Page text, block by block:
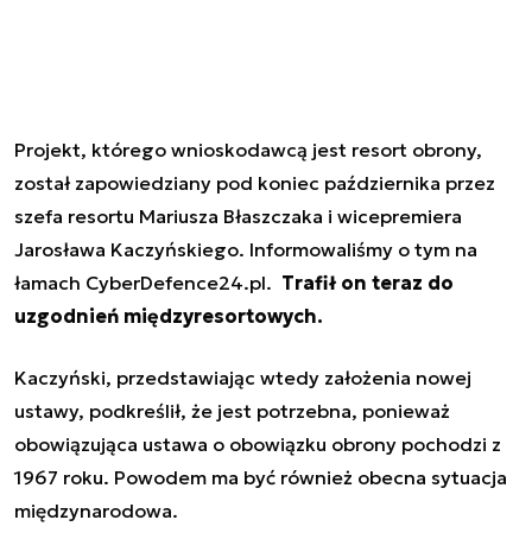
Projekt, którego wnioskodawcą jest resort obrony,
został zapowiedziany pod koniec października przez
szefa resortu Mariusza Błaszczaka i wicepremiera
Jarosława Kaczyńskiego. Informowaliśmy o tym na
łamach CyberDefence24.pl. Trafił on teraz do
uzgodnień międzyresortowych.
Kaczyński, przedstawiając wtedy założenia nowej
ustawy, podkreślił, że jest potrzebna, ponieważ
obowiązująca ustawa o obowiązku obrony pochodzi z
1967 roku. Powodem ma być również obecna sytuacja
międzynarodowa.